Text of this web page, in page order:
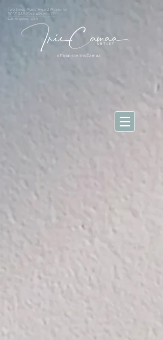
official site Iris Camaa
Two times Music Award Winner for
BEST R&B/Soul Album + EP
Los Angeles, USA